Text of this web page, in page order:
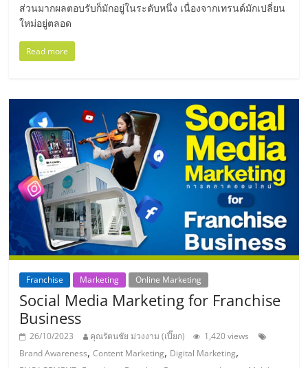
ศูนย์
รวม
แฟ
รน
ไชส์
พร้อม
ทำเล
สำหรับ
เปิด
ส่วนมากผลตอบรับก็มักอยู่ในระดับหนึ่ง เนื่องจากเทรนด์มักเปลี่ยน
ใหม่อยู่ตลอด
Read more
Franchise Marketing Online Marketing
Social Media Marketing for Franchise
Business
26/10/2023 คุณรัตนชัย ม่วงงาม (เปี๊ยก)
1,420 views
Brand Awareness,Content Marketing, Digital Marketing,